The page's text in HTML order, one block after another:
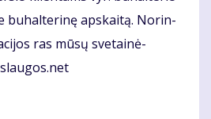
bu­hal­te­ri­nę ap­skai­tą. No­rin­
ras mū­sų sve­tai­nė­